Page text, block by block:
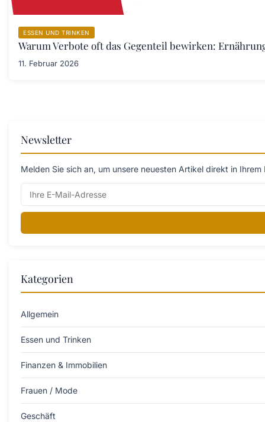
ESSEN UND TRINKEN
Warum Verbote oft das Gegenteil bewirken:
11. Februar 2026
Newsletter
Melden Sie sich an, um unsere neuesten Artikel direkt in
Kategorien
Allgemein
Essen und Trinken
Finanzen & Immobilien
Frauen / Mode
Geschäft